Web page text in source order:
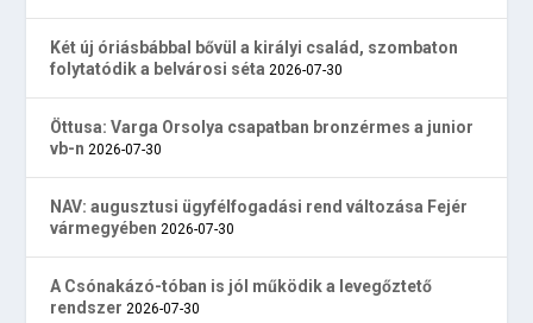
Két új óriásbábbal bővül a királyi család, szombaton
folytatódik a belvárosi séta 2026-07-30
Öttusa: Varga Orsolya csapatban bronzérmes a junior
vb-n 2026-07-30
NAV: augusztusi ügyfélfogadási rend változása Fejér
vármegyében 2026-07-30
A Csónakázó-tóban is jól működik a levegőztető
rendszer 2026-07-30